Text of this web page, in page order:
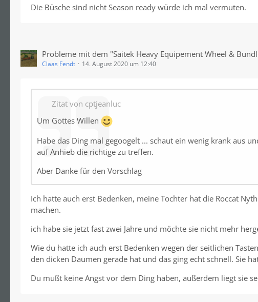
Die Büsche sind nicht Season ready würde ich mal vermuten.
Probleme mit dem "Saitek Heavy Equipement Wheel &
Claas Fendt 14. August 2020 um 12:40
Zitat von cptjeanluc
Um Gottes Willen
Habe das Ding mal gegoogelt ... schaut ein wenig krank aus
auf Anhieb die richtige zu treffen.
Aber Danke für den Vorschlag
Ich hatte auch erst Bedenken, meine Tochter hat die Roccat
machen.
ich habe sie jetzt fast zwei Jahre und möchte sie nicht mehr
Wie du hatte ich auch erst Bedenken wegen der seitlichen
den dicken Daumen gerade hat und das ging echt schnell. Sie
Du mußt keine Angst vor dem Ding haben, außerdem liegt sie